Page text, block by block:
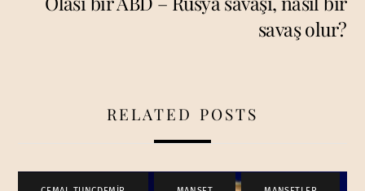
savaş olur?
RELATED POSTS